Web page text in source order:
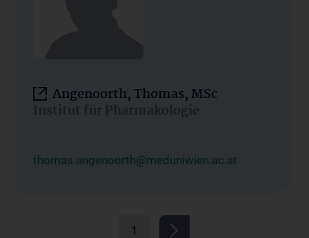
Angenoorth, Thomas, MSc
Institut für Pharmakologie
thomas.angenoorth@meduniwien.ac.at
1